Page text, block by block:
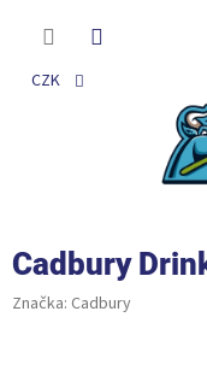
CZK
Cadbury
Značka: Cadbury